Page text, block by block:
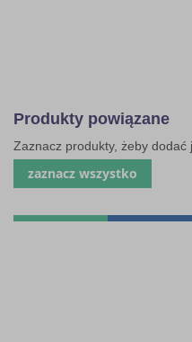
Produkty powiązane
Zaznacz produkty, żeby dodać
zaznacz wszystko